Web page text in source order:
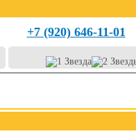
+7 (920) 646-11-01